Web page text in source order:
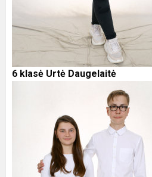
6 klasė Urtė Daugelaitė